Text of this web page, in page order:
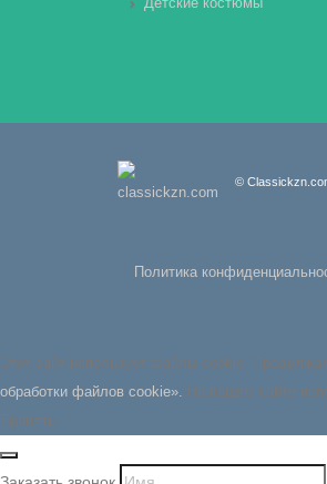
Детские костюмы
©
Политика
Этот сайт использует файлы cookie.
обработки файлов cookie». На нашем сайте
Принять